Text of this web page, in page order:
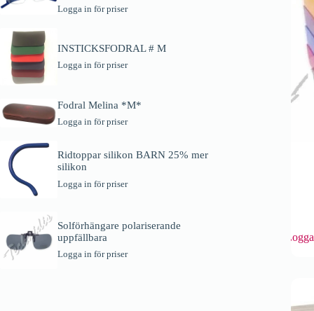
här
Logga in för priser
INSTICKSFODRAL # M
Logga in för priser
Fodral Melina *M*
Logga in för priser
Ridtoppar silikon BARN 25% mer
silikon
Logga in för priser
Solförhängare polariserande
uppfällbara
Logga in för priser